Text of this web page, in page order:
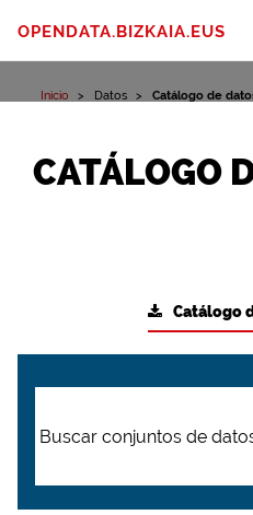
OPENDATA.BIZKAIA.EUS
Inicio Datos Catálogo de
CATÁLOGO
Catálogo